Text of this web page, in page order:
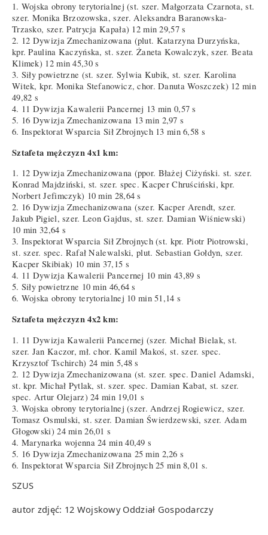
1. Wojska obrony terytorialnej (st. szer. Małgorzata Czarnota, st.
szer. Monika Brzozowska, szer. Aleksandra Baranowska-
Trzasko, szer. Patrycja Kapała) 12 min 29,57 s
2. 12 Dywizja Zmechanizowana (plut. Katarzyna Durzyńska,
kpr. Paulina Kaczyńska, st. szer. Żaneta Kowalczyk, szer. Beata
Klimek) 12 min 45,30 s
3. Siły powietrzne (st. szer. Sylwia Kubik, st. szer. Karolina
Witek, kpr. Monika Stefanowicz, chor. Danuta Woszczek) 12 min
49,82 s
4. 11 Dywizja Kawalerii Pancernej 13 min 0,57 s
5. 16 Dywizja Zmechanizowana 13 min 2,97 s
6. Inspektorat Wsparcia Sił Zbrojnych 13 min 6,58 s
Sztafeta mężczyzn 4x1 km:
1. 12 Dywizja Zmechanizowana (ppor. Błażej Ciżyński. st. szer.
Konrad Majdziński, st. szer. spec. Kacper Chruściński, kpr.
Norbert Jefimczyk) 10 min 28,64 s
2. 16 Dywizja Zmechanizowana (szer. Kacper Arendt, szer.
Jakub Pigiel, szer. Leon Gajdus, st. szer. Damian Wiśniewski)
10 min 32,64 s
3. Inspektorat Wsparcia Sił Zbrojnych (st. kpr. Piotr Piotrowski,
st. szer. spec. Rafał Nalewalski, plut. Sebastian Gołdyn, szer.
Kacper Skibiak) 10 min 37,15 s
4. 11 Dywizja Kawalerii Pancernej 10 min 43,89 s
5. Siły powietrzne 10 min 46,64 s
6. Wojska obrony terytorialnej 10 min 51,14 s
Sztafeta mężczyzn 4x2 km:
1. 11 Dywizja Kawalerii Pancernej (szer. Michał Bielak, st.
szer. Jan Kaczor, mł. chor. Kamil Makoś, st. szer. spec.
Krzysztof Tschirch) 24 min 5,48 s
2. 12 Dywizja Zmechanizowana (st. szer. spec. Daniel Adamski,
st. kpr. Michał Pytlak, st. szer. spec. Damian Kabat, st. szer.
spec. Artur Olejarz) 24 min 19,01 s
3. Wojska obrony terytorialnej (szer. Andrzej Rogiewicz, szer.
Tomasz Osmulski, st. szer. Damian Świerdzewski, szer. Adam
Głogowski) 24 min 26,01 s
4. Marynarka wojenna 24 min 40,49 s
5. 16 Dywizja Zmechanizowana 25 min 2,26 s
6. Inspektorat Wsparcia Sił Zbrojnych 25 min 8,01 s.
SZUS
autor zdjęć: 12 Wojskowy Oddział Gospodarczy